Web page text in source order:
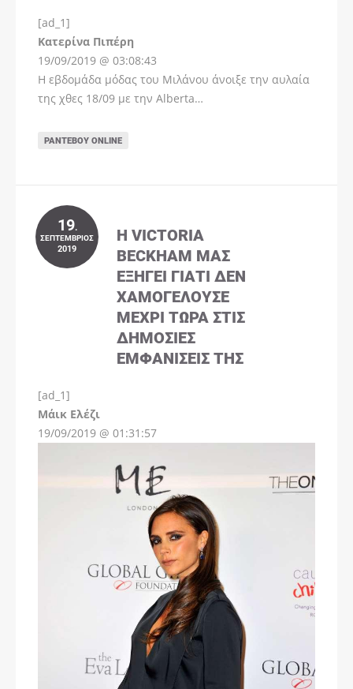
[ad_1]
Kατερίνα Πιπέρη
19/09/2019 @ 03:08:43
Η εβδομάδα μόδας του Μιλάνου άνοιξε την αυλαία
της χθες 18/09 με την Alberta…
ΡΑΝΤΕΒΟΎ ONLINE
19.
ΣΕΠΤΈΜΒΡΙΟΣ
2019
Η VICTORIA
BECKHAM ΜΑΣ
ΕΞΗΓΕΊ ΓΙΑΤΊ ΔΕΝ
ΧΑΜΟΓΕΛΟΎΣΕ
ΜΈΧΡΙ ΤΏΡΑ ΣΤΙΣ
ΔΗΜΌΣΙΕΣ
ΕΜΦΑΝΊΣΕΙΣ ΤΗΣ
[ad_1]
Μάικ Ελέζι
19/09/2019 @ 01:31:57